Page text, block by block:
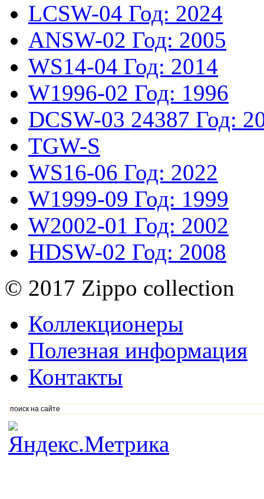
LCSW-04 Год: 2024
ANSW-02 Год: 2005
WS14-04 Год: 2014
W1996-02 Год: 1996
DCSW-03 24387 Год:
TGW-S
WS16-06 Год: 2022
W1999-09 Год: 1999
W2002-01 Год: 2002
HDSW-02 Год: 2008
© 2017 Zippo collection
Коллекционеры
Полезная информация
Контакты